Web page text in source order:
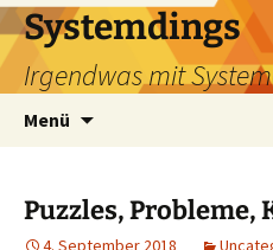
Zum
Inhalt
springen
Systemdings
Irgendwas mit
Menü
Puzzles, Probleme,
4. September 2018